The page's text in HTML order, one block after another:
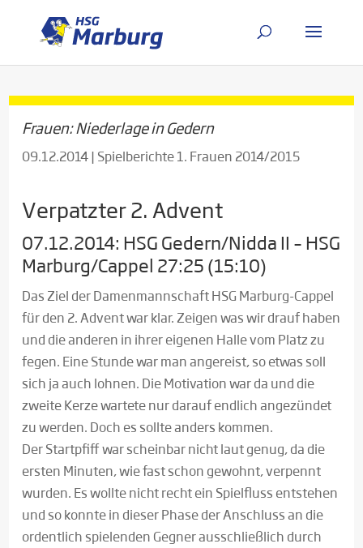
Frauen: Niederlage in Gedern
09.12.2014| Spielberichte 1. Frauen 2014/2015
Verpatzter 2. Advent
07.12.2014: HSG Gedern/Nidda II – HSG
Marburg/Cappel 27:25 (15:10)
Das Ziel der Damenmannschaft HSG Marburg-Cappel
für den 2. Advent war klar. Zeigen was wir drauf haben
und die anderen in ihrer eigenen Halle vom Platz zu
fegen. Eine Stunde war man angereist, so etwas soll
sich ja auch lohnen. Die Motivation war da und die
zweite Kerze wartete nur darauf endlich angezündet
zu werden. Doch es sollte anders kommen.
Der Startpfiff war scheinbar nicht laut genug, da die
ersten Minuten, wie fast schon gewohnt, verpennt
wurden. Es wollte nicht recht ein Spielfluss entstehen
und so konnte in dieser Phase der Anschluss an die
ordentlich spielenden Gegner ausschließlich durch